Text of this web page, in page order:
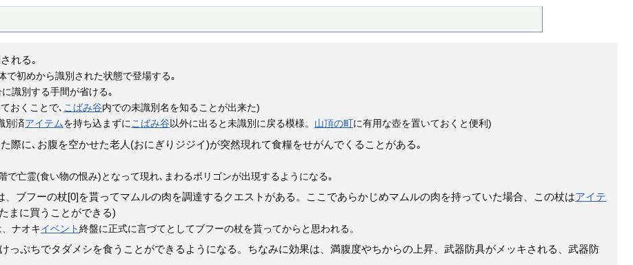
れる｡
で初めから識別された状態で登場する｡
識別する手間が省ける｡
おくことで､ こばみ谷内での未識別名を知ることが出来た)
別済アイテムを持ち込まずにこばみ谷以外に出ると未識別に戻る模様。 山頂の町に有用な壺を置いておくと便利)
際に､お腹を空かせた老人(おにぎりジジイ)が突然現れて食糧をせがんでくることがある｡
亡霊(食い物の恨み)となって現れ､まわるポリゴンが出現するようになる｡
、ブフーの杖[0]を貰ってマムルの肉を調達するクエストがある。ここであらかじめマムルの肉を持っていた場合、この杖はアイテ
まに買うことができる)
ナオキイベント終盤に正式に言づてとしてブフーの杖を貰ってからと思われる。
っぷちでタダメシを食うことができるようになる。ちなみに効果は、満腹度やちからの上昇、武器防具がメッキされる、武器防